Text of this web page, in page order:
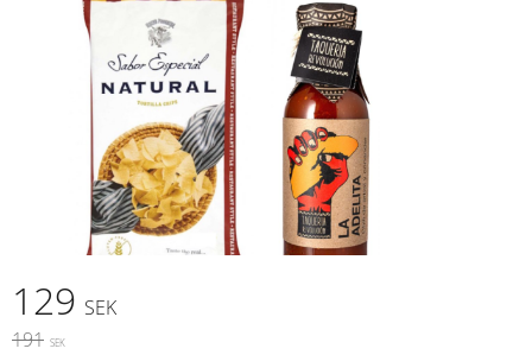
Precio reducido:
129 SEK
Precio original:
191 SEK